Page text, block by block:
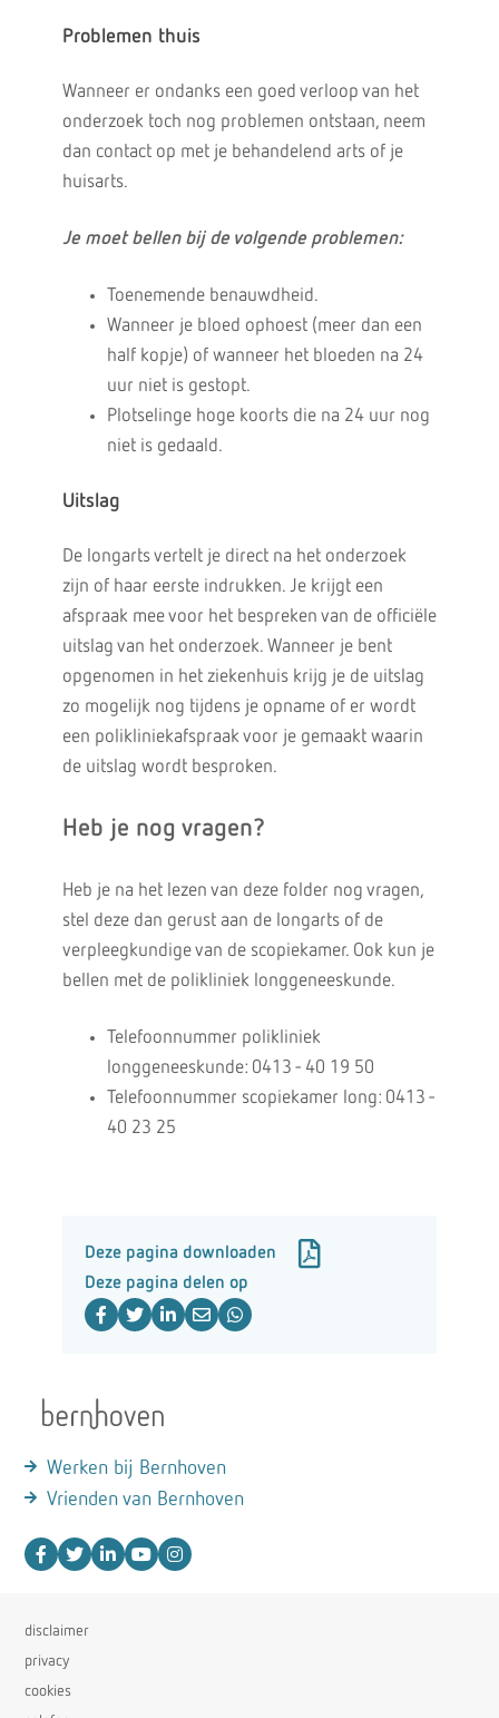
Problemen thuis
Wanneer er ondanks een goed verloop van het
onderzoek toch nog problemen ontstaan, neem
dan contact op met je behandelend arts of je
huisarts.
Je moet bellen bij de volgende problemen:
Toenemende benauwdheid.
Wanneer je bloed ophoest (meer dan een
half kopje) of wanneer het bloeden na 24
uur niet is gestopt.
Plotselinge hoge koorts die na 24 uur nog
niet is gedaald.
Uitslag
De longarts vertelt je direct na het onderzoek
zijn of haar eerste indrukken. Je krijgt een
afspraak mee voor het bespreken van de officiële
uitslag van het onderzoek. Wanneer je bent
opgenomen in het ziekenhuis krijg je de uitslag
zo mogelijk nog tijdens je opname of er wordt
een polikliniekafspraak voor je gemaakt waarin
de uitslag wordt besproken.
Heb je nog vragen?
Heb je na het lezen van deze folder nog vragen,
stel deze dan gerust aan de longarts of de
verpleegkundige van de scopiekamer. Ook kun je
bellen met de polikliniek longgeneeskunde.
Telefoonnummer polikliniek
longgeneeskunde: 0413 - 40 19 50
Telefoonnummer scopiekamer long: 0413 -
40 23 25
Deze pagina downloaden
Deze pagina delen op
Werken bij Bernhoven
Vrienden van Bernhoven
disclaimer
privacy
cookies